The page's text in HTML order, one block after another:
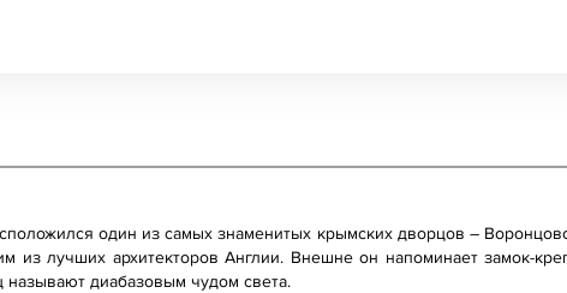
один из самых знаменитых крымских дворцов –
из лучших архитекторов Англии. Внешне он напоминает замок-
диабазовым чудом света.